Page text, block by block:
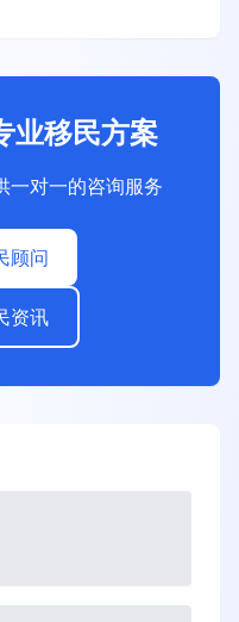
业移民方案
一对一的咨询服务
顾问
资讯